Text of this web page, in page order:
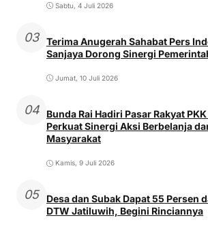
Sabtu, 4 Juli 2026
03
Terima Anugerah Sahabat Pers
Sanjaya Dorong Sinergi
Jumat, 10 Juli 2026
04
Bunda Rai Hadiri Pasar Rakyat
Perkuat Sinergi Aksi Berbelanja
Masyarakat
Kamis, 9 Juli 2026
05
Desa dan Subak Dapat 55 Persen
DTW Jatiluwih, Begini Rinciannya